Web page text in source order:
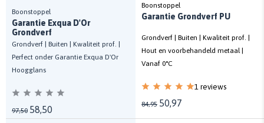
Boonstoppel
Garantie Exqua D'Or
Grondverf
Grondverf | Buiten | Kwaliteit prof. |
Perfect onder Garantie Exqua D'Or
Hoogglans
97,50 58,50
Boonstoppel
Garantie Grondverf PU
Grondverf | Buiten | Kwaliteit prof. |
Hout en voorbehandeld metaal |
Vanaf 0°C
1 reviews
84,95 50,97